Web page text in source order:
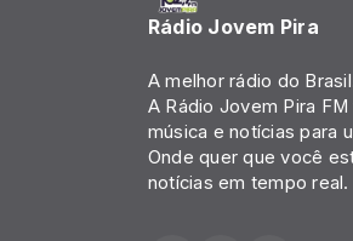
Rádio Jovem Pira
A melhor rádio do
A Rádio Jovem Pira
música e notícias para
Onde quer que você
notícias em tempo real.